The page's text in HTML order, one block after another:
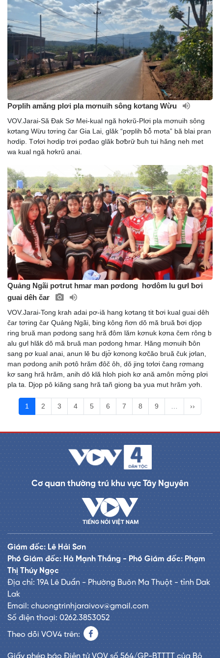
Pơplih amăng plơi pla mơnuih sông kơtang Wừu
VOV.Jarai-Să Đak Sơ Mei-kual ngă hơkrŭ-Plơi pla mơnuih sông
kơtang Wừu tơring čar Gia Lai, glăk “pơplih ƀô̆ mơta” bă blai pran
hơdip. Tơlơi hơdip trơi pơđao glăk ƀơƀrư̆ ƀuh tui hăng neh met
wa kual ngă hơkrŭ anai.
Quảng Ngãi pơtrut hmar man pơdong hơdôm lu gưl ƀơi
guai dêh čar
VOV.Jarai-Tong krah adai pơ-iă hang kơtang tit ƀơi kual guai dêh
čar tơring čar Quảng Ngãi, ƀing kông ñơn dŏ mă bruă ƀơi djop
ring bruă man pơdong sang hră đôm lăm kơnuk kơna čem rông b
alu gưl hlăk dŏ mă bruă man pơdong hmar. Hăng mơnuih ƀôn
sang pơ kual anai, anun lĕ ƀu djơ̆ kơnong kơčăo bruă čuk jơlan,
man pơdong anih pơtô hrăm đôč ôh, dŏ jing tơlơi čang rơmang
kơ sang hră hrăm, anih dŏ klă hloh pioh kơ ană amôn mơ̆ng plơi
pla ta. Djop pô kiăng sang hră tañ giong ba yua mut hrăm yơh.
1 2 3 4 5 6 7 8 9 … ››
Cơ quan thường trú khu vực Tây Nguyên
Giám đốc: Lê Hải Sơn
Phó Giám đốc: Hà Mạnh Thắng - Phó Giám đốc: Phạm
Thị Thúy Ngọc
Địa chỉ: 19A Lê Duẩn - Phường Buôn Ma Thuột - tỉnh Dak
Lak
Email: chuongtrinhjaraivov@gmail.com
Số điện thoại: 0262.3853052
Theo dõi VOV4 trên: